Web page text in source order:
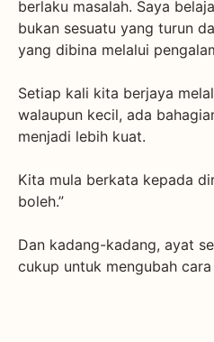
berlaku masalah. Saya
bukan sesuatu yang turun
yang dibina melalui
Setiap kali kita berjaya
walaupun kecil, ada
menjadi lebih kuat.
Kita mula berkata kepada
boleh.”
Dan kadang-kadang, ayat
cukup untuk mengubah